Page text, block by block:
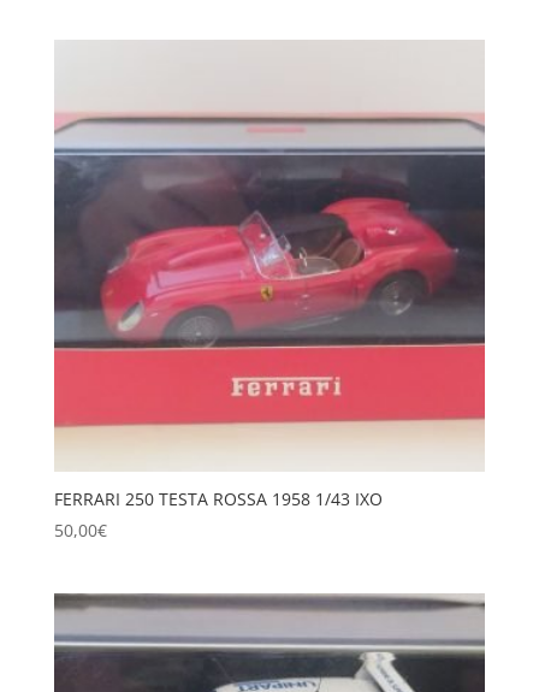
FERRARI 250 TESTA ROSSA 1958 1/43 IXO
50,00€